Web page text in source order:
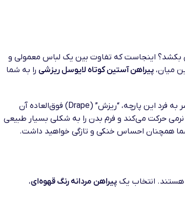
بکشد؟ اینجاست که تفاوت بین یک لباس معمولی و
میان، پیراهن آستین کوتاه لایوسل ریزشی را به شما
اما لایوسل چیست و چرا اینقدر درباره آن صحبت می‌شود؟ لایوسل (Lyocell) یک الیاف نیمه‌مصنوعی است که از منابع گیاهی تهیه می‌شود. ویژگی منحصر به فرد این پارچه، “ریزش” (Drape) فوق‌العاده آن
حرکت می‌کند و فرم بدن را به شکلی بسیار طبیعی
همچنان احساس خنکی و تازگی خواهید داشت.
هستند. انتخاب یک پیراهن مردانه رنگ قهوه‌ای،